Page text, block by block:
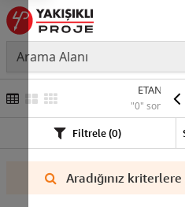
ETANJ
"0" sonuç
Filtrele (0)
Aradığınız